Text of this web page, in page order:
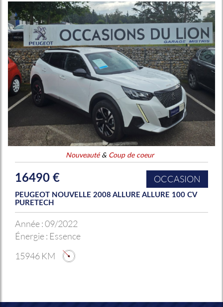
Nouveauté& Coup de coeur
16490 € OCCASION
PEUGEOT NOUVELLE 2008 ALLURE ALLURE 100 CV
PURETECH
Année :09/2022
Énergie : Essence
15946 KM